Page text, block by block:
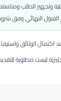
الطلب ومتابعته
القبول النهائي وفق
اكتمال الوثائق
ليست مطلوبة